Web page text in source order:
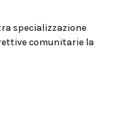
specializzazione
comunitarie la